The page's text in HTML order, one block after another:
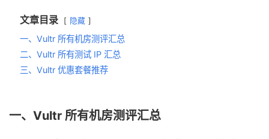
文章目录 隐藏
一、Vultr 所有机房测评汇总
二、Vultr 所有测试 IP 汇总
三、Vultr 优惠套餐推荐
一、Vultr 所有机房测评汇总